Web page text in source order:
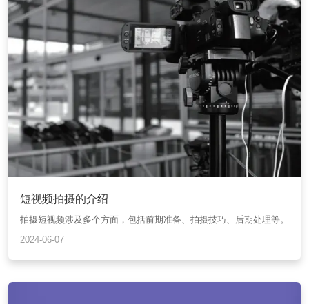
短视频拍摄的介绍
拍摄短视频涉及多个方面，包括前期准备、拍摄技巧、后期处理等。
2024-06-07